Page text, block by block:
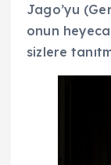
Jago’yu
onun
sizlere